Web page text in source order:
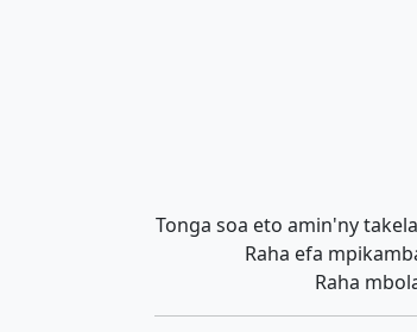
Tonga soa eto amin'ny
Raha efa
Raha